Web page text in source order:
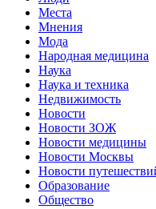
Места
Мнения
Мода
Народная медицина
Наука
Наука и техника
Недвижимость
Новости
Новости ЗОЖ
Новости медицины
Новости Москвы
Новости
Образование
Общество